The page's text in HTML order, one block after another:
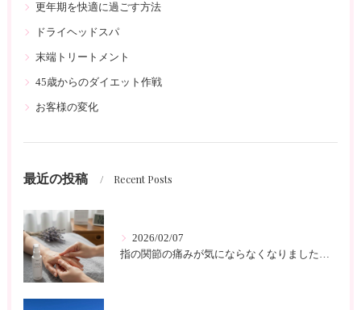
更年期を快適に過ごす方法
ドライヘッドスパ
末端トリートメント
45歳からのダイエット作戦
お客様の変化
最近の投稿 Recent Posts
2026/02/07